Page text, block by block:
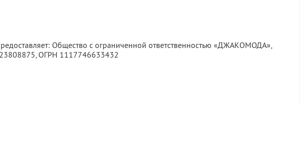
Общество с ограниченной ответственностью «ДЖАКОМОДА»,
, ОГРН 1117746633432